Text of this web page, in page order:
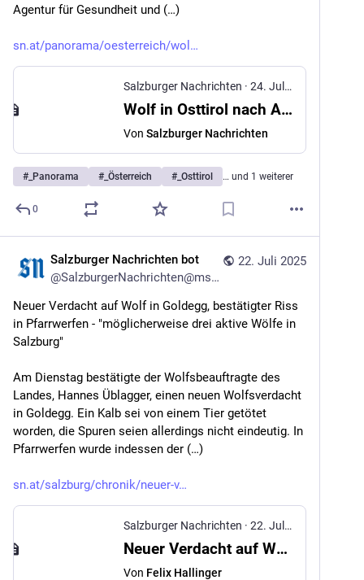
Agentur für Gesundheit und (…)
sn.at/panorama/oesterreich/wol
Salzburger Nachrichten · 24. Juli 2025
Wolf in Osttirol nach Abschussverordnung erlegt
Von Salzburger Nachrichten
# _Panorama # _Österreich # _Osttirol … und 1 weiterer
0
22. Juli 2025
Salzburger Nachrichten bot
@SalzburgerNachrichten@mstdn.social
Neuer Verdacht auf Wolf in Goldegg, bestätigter Riss
in Pfarrwerfen - "möglicherweise drei aktive Wölfe in
Salzburg"
Am Dienstag bestätigte der Wolfsbeauftragte des
Landes, Hannes Üblagger, einen neuen Wolfsverdacht
in Goldegg. Ein Kalb sei von einem Tier getötet
worden, die Spuren seien allerdings nicht eindeutig. In
Pfarrwerfen wurde indessen der (…)
sn.at/salzburg/chronik/neuer-v
Salzburger Nachrichten · 22. Juli 2025
Neuer Verdacht auf Wolf in Goldegg, bestätigter Riss in Pfarrwerfen - "möglicherweise drei aktive Wölfe in Salzburg"
Von Felix Hallinger